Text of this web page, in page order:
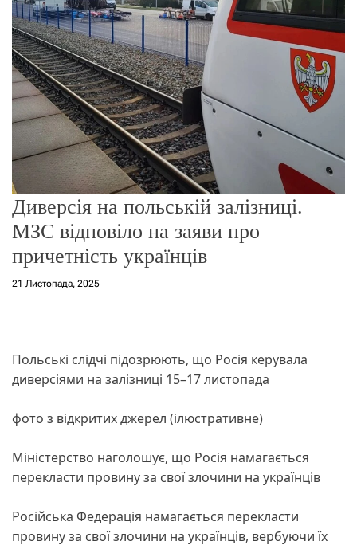
о
р
ж
м
Диверсія на польській залізниці.
МЗС відповіло на заяви про
причетність українців
21 Листопада, 2025
Польські слідчі підозрюють, що Росія керувала
диверсіями на залізниці 15–17 листопада
фото з відкритих джерел (ілюстративне)
Міністерство наголошує, що Росія намагається
перекласти провину за свої злочини на українців
Російська Федерація намагається перекласти
провину за свої злочини на українців, вербуючи їх